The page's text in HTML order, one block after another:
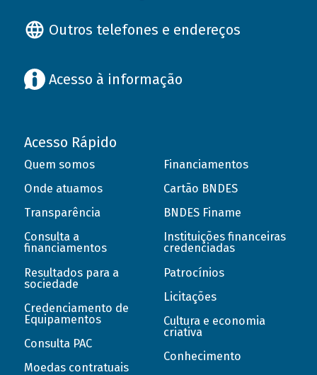
Outros telefones e endereços
Acesso à informação
Acesso Rápido
Quem somos
Onde atuamos
Transparência
Consulta a
financiamentos
Resultados para a
sociedade
Credenciamento de
Equipamentos
Consulta PAC
Moedas contratuais
Financiamentos
Cartão BNDES
BNDES Finame
Instituições financeiras
credenciadas
Patrocínios
Licitações
Cultura e economia
criativa
Conhecimento